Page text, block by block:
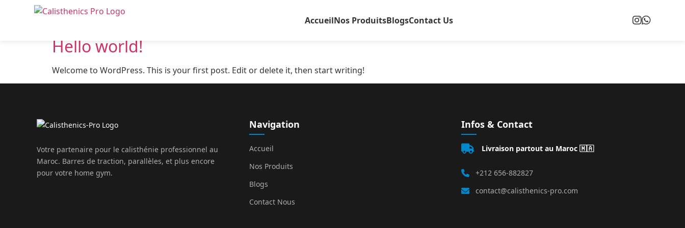
AccueilNos ProduitsBlogsContact Us
Author:
Hello world!
Welcome to WordPress. This is your first post. Edit or delete it, then start writing!
Votre partenaire pour le calisthénie professionnel au
Maroc. Barres de traction, parallèles, et plus encore
pour votre home gym.
Navigation
Accueil
Nos Produits
Blogs
Contact Nous
Infos & Contact
Livraison partout au Maroc 🇲🇦
+212 656-882827
contact@calisthenics-pro.com